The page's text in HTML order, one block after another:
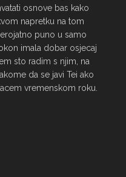
osnove bas kako
napretku na tom
puno u samo
imala dobar osjecaj
sto radim s njim, na
da se javi Tei ako
vremenskom roku.